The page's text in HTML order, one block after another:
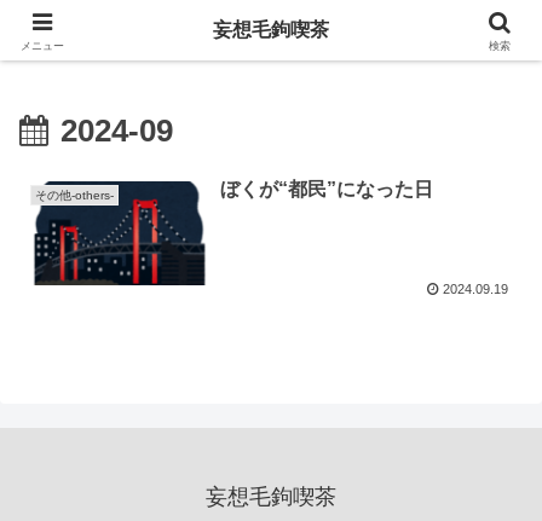
妄想毛鉤喫茶
2024-09
その他-others- ぼくが“都民”になった日
2024.09.19
妄想毛鉤喫茶
メニュー
妄想毛鉤喫茶
検索